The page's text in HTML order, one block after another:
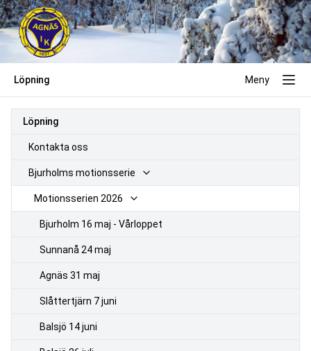
Löpning Meny
Löpning
Kontakta oss
Bjurholms motionsserie
Motionsserien 2026
Bjurholm 16 maj - Vårloppet
Sunnanå 24 maj
Agnäs 31 maj
Slåttertjärn 7 juni
Balsjö 14 juni